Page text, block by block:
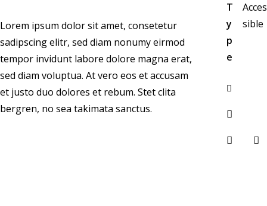
Lorem ipsum dolor sit amet, consetetur
sadipscing elitr, sed diam nonumy eirmod
tempor invidunt labore dolore magna erat,
sed diam voluptua. At vero eos et accusam
et justo duo dolores et rebum. Stet clita
bergren, no sea takimata sanctus.
T
y
p
e
Acces
sible